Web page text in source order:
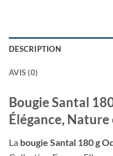
DESCRIPTION
AVIS (0)
Bougie Santal
Élégance,
La bougie Santal 180 g